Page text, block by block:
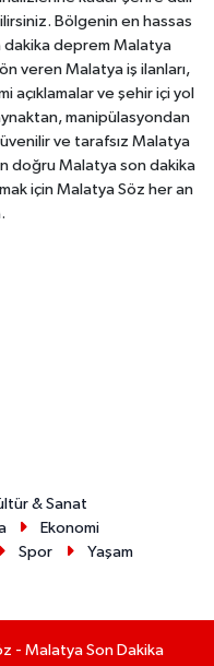
Bölgenin en hassas
dakika deprem Malatya
veren Malatya iş ilanları,
açıklamalar ve şehir içi yol
manipülasyondan
ve tarafsız Malatya
doğru Malatya son dakika
için Malatya Söz her an
& Sanat
Ekonomi
Spor Yaşam
- Malatya Son Dakika